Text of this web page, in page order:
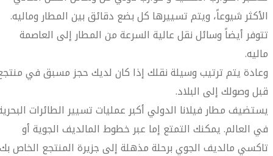
الأكثر شيوعاً، ويتم تسييرها كل بضع دقائق بين المطار وماليه.
تتوفر أيضاً وسائل نقل عالية السرعة من المطار إلى العاصمة
ماليه.
وعادة يتم ترتيب وسيلة نقلك إذا كان لديك حجز مسبق في
قبل وصولك إلى البلاد.
يستضيف مطار فيلانا الدولي أكبر عمليات تسيير الطائرات
في العالم. يمكنك التمتع إما عبر خطوط المالديف الجوية أو
تاكسي مالديف الجوي برحلة مذهلة إلى جزيرة المنتجع الخاص